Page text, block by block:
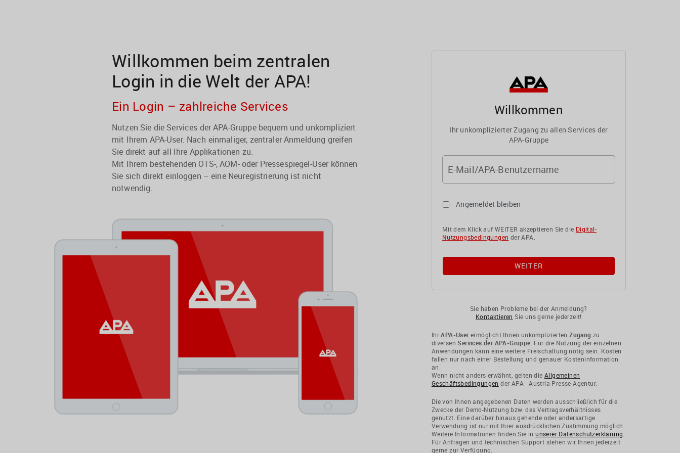
Willkommen beim zentralen
Login in die Welt der APA!
Ein Login – zahlreiche Services
Nutzen Sie die Services der APA-Gruppe bequem und unkompliziert
mit Ihrem APA-User. Nach einmaliger, zentraler Anmeldung greifen
Sie direkt auf all Ihre Applikationen zu.
Mit Ihrem bestehenden OTS-, AOM- oder Pressespiegel-User können
Sie sich direkt einloggen – eine Neuregistrierung ist nicht
notwendig.
Willkommen
Ihr unkomplizierter Zugang zu allen Services der
APA-Gruppe
E-Mail/APA-Benutzername
Angemeldet bleiben
Mit dem Klick auf WEITER akzeptieren Sie die Digital-
Nutzungsbedingungen der APA.
Sie haben Probleme bei der Anmeldung?
Kontaktieren Sie uns gerne jederzeit!
IhrAPA-User ermöglicht Ihnen unkompliziertenZugang zu
diversen Services der APA-Gruppe . Für die Nutzung der einzelnen
Anwendungen kann eine weitere Freischaltung nötig sein. Kosten
fallen nur nach einer Bestellung und genauer Kosteninformation
an.
Wenn nicht anders erwähnt, gelten dieAllgemeinen
Geschäftsbedingungen der APA - Austria Presse Agentur.
Die von Ihnen angegebenen Daten werden ausschließlich für die
Zwecke der Demo-Nutzung bzw. des Vertragsverhältnisses
genutzt. Eine darüber hinaus gehende oder andersartige
Verwendung ist nur mit Ihrer ausdrücklichen Zustimmung möglich.
Weitere Informationen finden Sie inunserer Datenschutzerklärung
Für Anfragen und technischen Support stehen wir Ihnen jederzeit
gerne zur Verfügung.